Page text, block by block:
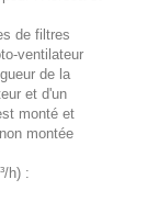
de filtres
ventilateur
de la
et d'un
monté et
montée
h) :